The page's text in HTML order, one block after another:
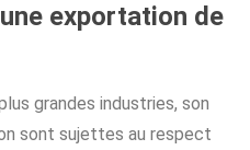
exportation de
grandes industries, son
sont sujettes au respect